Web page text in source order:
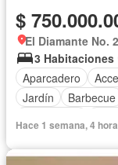
$
El Diamante No.
3 Habitaciones
Aparcadero
Jardín
Barbecue
Hace 1 semana, 4